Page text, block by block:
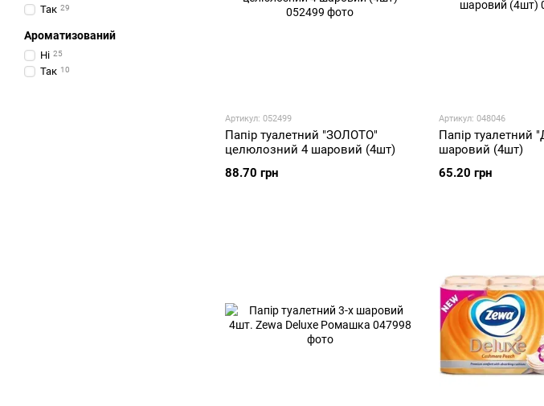
Артикул: 052499
Папір туалетний "ЗОЛОТО"
целюлозний 4 шаровий (4шт)
88.70 грн
Артикул: 048046
Папір туалетний
шаровий (4шт)
65.20 грн
Так 29
Ароматизований
Ні 25
Так 10